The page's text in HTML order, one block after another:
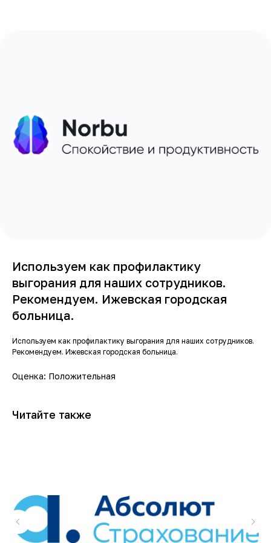
Используем как профилактику
выгорания для наших сотрудников.
Рекомендуем. Ижевская городская
больница.
Используем как профилактику выгорания для наших сотрудников.
Рекомендуем. Ижевская городская больница.
Оценка: Положительная
Читайте также